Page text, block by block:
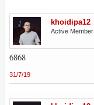
khoidipa12
Active Member
6868
31/7/19